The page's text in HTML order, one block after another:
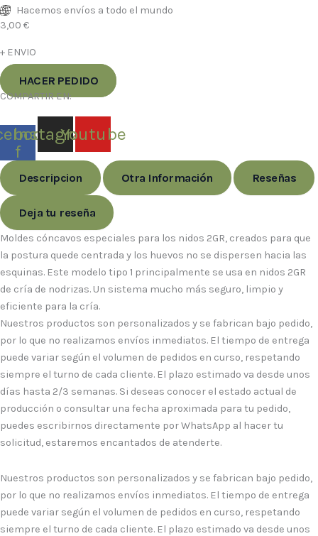
Hacemos envíos a todo el mundo
3,00 €
+ ENVIO
HACER PEDIDO
COMPARTIR EN:
f
Instagram
Youtube
Descripcion Otra Información Reseñas
Deja tu reseña
Moldes cóncavos especiales para los nidos 2GR, creados para que
la postura quede centrada y los huevos no se dispersen hacia las
esquinas. Este modelo tipo 1 principalmente se usa en nidos 2GR
de cría de nodrizas. Un sistema mucho más seguro, limpio y
eficiente para la cría.
Nuestros productos son personalizados y se fabrican bajo pedido,
por lo que no realizamos envíos inmediatos. El tiempo de entrega
puede variar según el volumen de pedidos en curso, respetando
siempre el turno de cada cliente. El plazo estimado va desde unos
días hasta 2/3 semanas. Si deseas conocer el estado actual de
producción o consultar una fecha aproximada para tu pedido,
puedes escribirnos directamente por WhatsApp al hacer tu
solicitud, estaremos encantados de atenderte.
Nuestros productos son personalizados y se fabrican bajo pedido,
por lo que no realizamos envíos inmediatos. El tiempo de entrega
puede variar según el volumen de pedidos en curso, respetando
siempre el turno de cada cliente. El plazo estimado va desde unos